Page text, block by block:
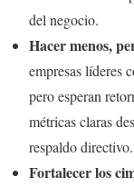
del negocio.
Hacer menos,
empresas líderes
pero esperan
métricas claras
respaldo directivo.
Fortalecer los